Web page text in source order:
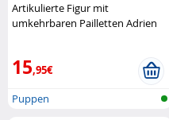
Artikulierte Figur mit
umkehrbaren Pailletten Adrien
15,95€
Puppen